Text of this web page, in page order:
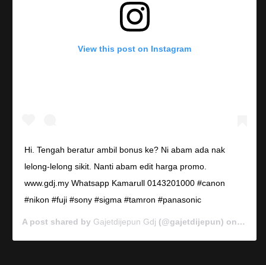
View this post on Instagram
Hi. Tengah beratur ambil bonus ke? Ni abam ada nak
lelong-lelong sikit. Nanti abam edit harga promo.
www.gdj.my Whatsapp Kamarull 0143201000 #canon
#nikon #fuji #sony #sigma #tamron #panasonic
A post shared by Gajetdijepun Gdj (@gajetdijepun) on Jan 7,